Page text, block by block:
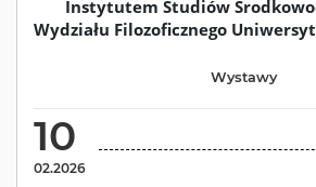
Instytutem Studiów
Wydziału Filozoficznego
10
02.2026
Wystawy